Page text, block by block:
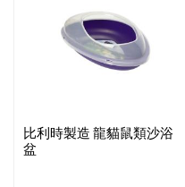
比利時製造 龍貓鼠類沙浴
盆